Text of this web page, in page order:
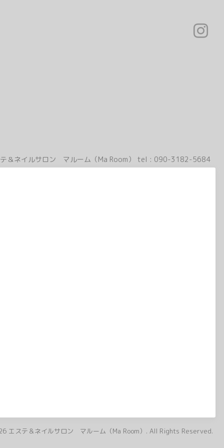
＆ネイルサロン マルーム（Ma Room） tel : 090-3182-5684
エステ＆ネイルサロン マルーム（Ma Room） . All Rights Reserved.